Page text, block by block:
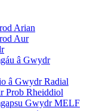
Arian
Aur
â Gwydr
â Gwydr Radial
Prob Rheiddiol
Gwydr MELF